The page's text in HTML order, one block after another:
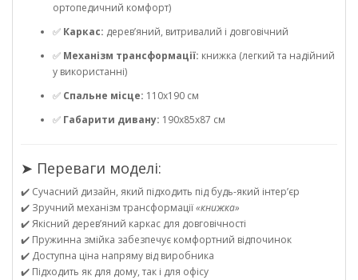
ортопедичний комфорт)
✅ Каркас: дерев’яний, витривалий і довговічний
✅ Механізм трансформації: книжка (легкий та надійний
у використанні)
✅ Спальне місце: 110х190 см
✅ Габарити дивану: 190х85х87 см
➤ Переваги моделі:
✔️ Сучасний дизайн, який підходить під будь-який інтер’єр
✔️ Зручний механізм трансформації«книжка»
✔️ Якісний дерев’яний каркас для довговічності
✔️ Пружинна змійка забезпечує комфортний відпочинок
✔️ Доступна ціна напряму від виробника
✔️ Підходить як для дому, так і для офісу